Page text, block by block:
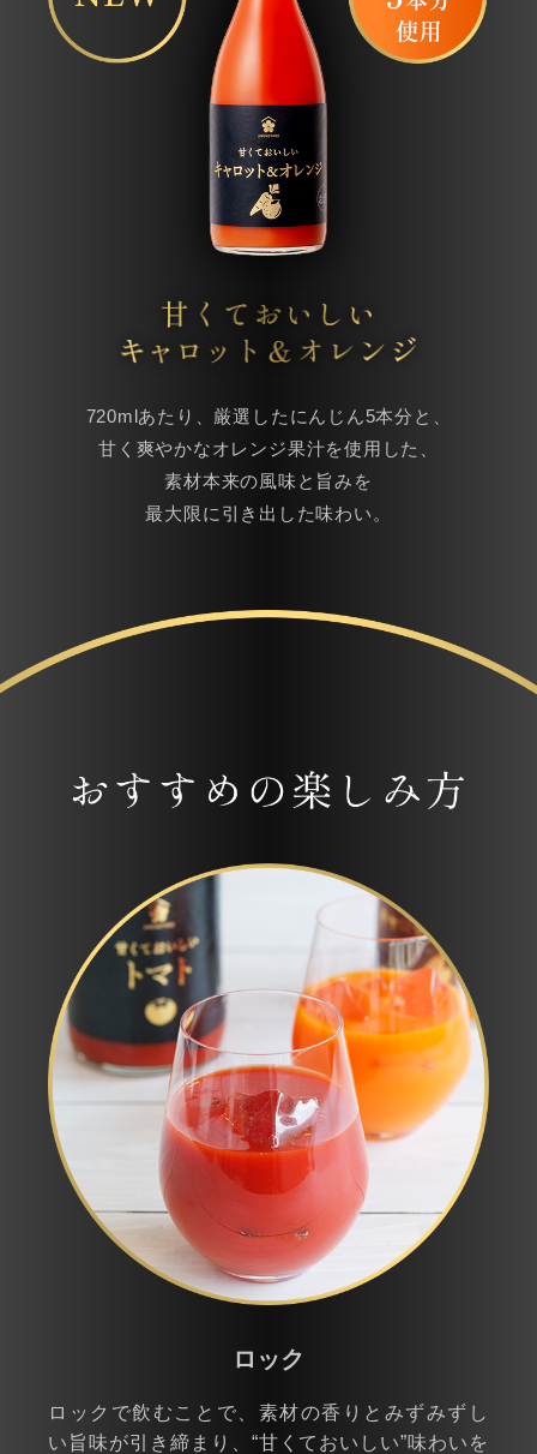
720mlあたり、厳選したにんじん5本分と、
甘く爽やかなオレンジ果汁を使用した、
素材本来の風味と旨みを
最大限に引き出した味わい。
ロック
ロックで飲むことで、素材の香りとみずみずし
い旨味が引き締まり、“甘くておいしい”味わいを